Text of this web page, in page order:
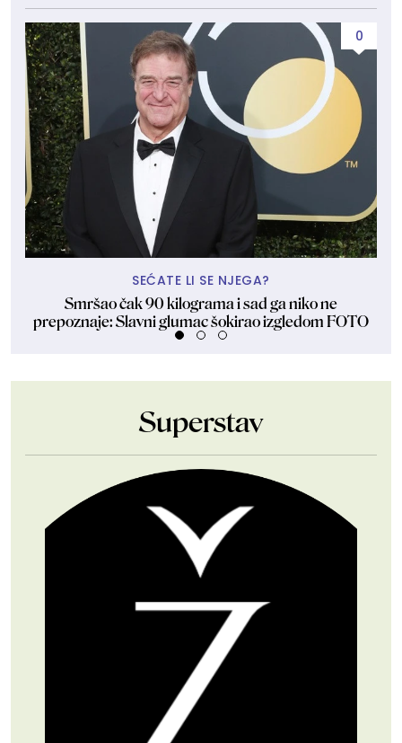
0
SEĆATE LI SE NJEGA?
Smršao čak 90 kilograma i sad ga niko ne
prepoznaje: Slavni glumac šokirao izgledom FOTO
Superstav